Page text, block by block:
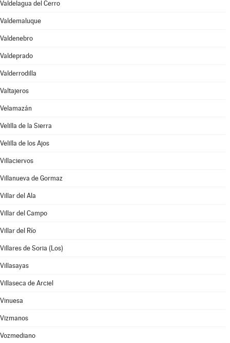
Valdelagua del Cerro
Valdemaluque
Valdenebro
Valdeprado
Valderrodilla
Valtajeros
Velamazán
Velilla de la Sierra
Velilla de los Ajos
Villaciervos
Villanueva de Gormaz
Villar del Ala
Villar del Campo
Villar del Río
Villares de Soria (Los)
Villasayas
Villaseca de Arciel
Vinuesa
Vizmanos
Vozmediano